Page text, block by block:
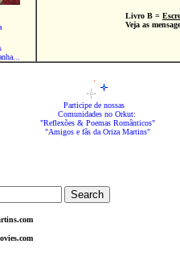
Livro B =
Veja as
Participe de nossas
Comunidades no Orkut:
"Reflexões & Poemas Românticos"
"Amigos e fãs da Oriza Martins"